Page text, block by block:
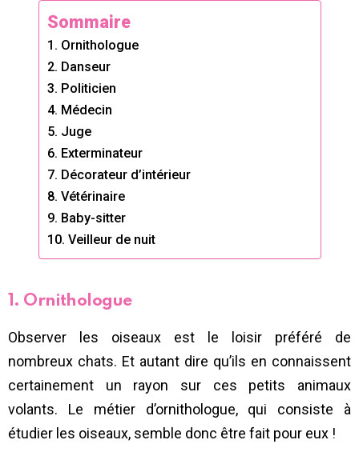
Sommaire
1. Ornithologue
2. Danseur
3. Politicien
4. Médecin
5. Juge
6. Exterminateur
7. Décorateur d’intérieur
8. Vétérinaire
9. Baby-sitter
10. Veilleur de nuit
1. Ornithologue
Observer les oiseaux est le loisir préféré de
nombreux chats. Et autant dire qu’ils en connaissent
certainement un rayon sur ces petits animaux
volants. Le métier d’ornithologue, qui consiste à
étudier les oiseaux, semble donc être fait pour eux !